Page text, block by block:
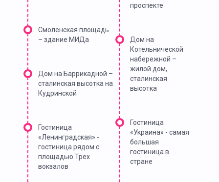
Смоленская площадь
– здание МИДа
Дом на Баррикадной –
сталинская высотка на
Кудринской
Гостиница
«Ленинградская» -
гостиница рядом с
площадью Трех
вокзалов
проспекте
Дом на
Котельнической
набережной –
жилой дом,
сталинская
высотка
Гостиница
«Украина» - самая
большая
гостиница в
стране